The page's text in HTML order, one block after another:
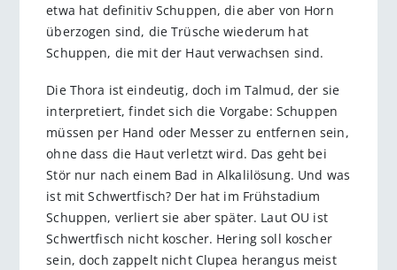
etwa hat definitiv Schuppen, die aber von Horn
überzogen sind, die Trüsche wiederum hat
Schuppen, die mit der Haut verwachsen sind.
Die Thora ist eindeutig, doch im Talmud, der sie
interpretiert, findet sich die Vorgabe: Schuppen
müssen per Hand oder Messer zu entfernen sein,
ohne dass die Haut verletzt wird. Das geht bei
Stör nur nach einem Bad in Alkalilösung. Und was
ist mit Schwertfisch? Der hat im Frühstadium
Schuppen, verliert sie aber später. Laut OU ist
Schwertfisch nicht koscher. Hering soll koscher
sein, doch zappelt nicht Clupea herangus meist